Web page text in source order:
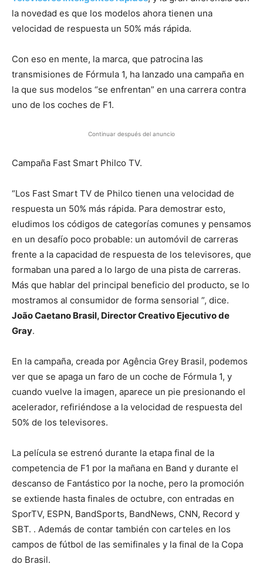
la novedad es que los modelos ahora tienen una
velocidad de respuesta un 50% más rápida.
Con eso en mente, la marca, que patrocina las
transmisiones de Fórmula 1, ha lanzado una campaña en
la que sus modelos “se enfrentan” en una carrera contra
uno de los coches de F1.
Continuar después del anuncio
Campaña Fast Smart Philco TV.
“Los Fast Smart TV de Philco tienen una velocidad de
respuesta un 50% más rápida. Para demostrar esto,
eludimos los códigos de categorías comunes y pensamos
en un desafío poco probable: un automóvil de carreras
frente a la capacidad de respuesta de los televisores, que
formaban una pared a lo largo de una pista de carreras.
Más que hablar del principal beneficio del producto, se lo
mostramos al consumidor de forma sensorial ”, dice.
João Caetano Brasil, Director Creativo Ejecutivo de
Gray.
En la campaña, creada por Agência Grey Brasil, podemos
ver que se apaga un faro de un coche de Fórmula 1, y
cuando vuelve la imagen, aparece un pie presionando el
acelerador, refiriéndose a la velocidad de respuesta del
50% de los televisores.
La película se estrenó durante la etapa final de la
competencia de F1 por la mañana en Band y durante el
descanso de Fantástico por la noche, pero la promoción
se extiende hasta finales de octubre, con entradas en
SporTV, ESPN, BandSports, BandNews, CNN, Record y
SBT. . Además de contar también con carteles en los
campos de fútbol de las semifinales y la final de la Copa
do Brasil.